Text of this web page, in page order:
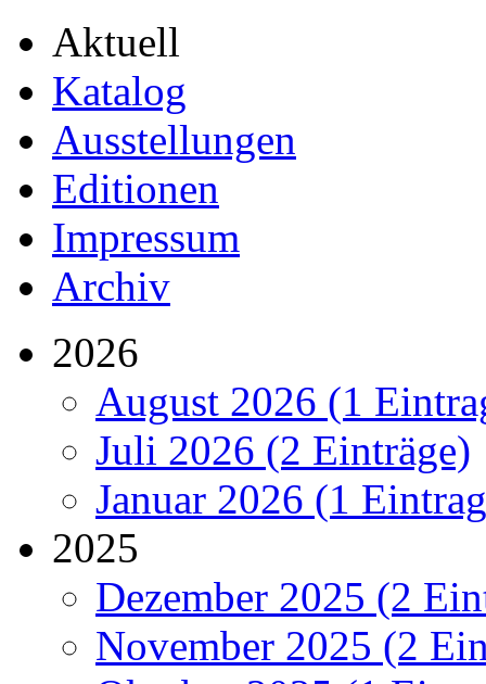
Aktuell
Katalog
Ausstellungen
Editionen
Impressum
Archiv
2026
August 2026 (1
Juli 2026 (2 Einträge)
Januar 2026 (1
2025
Dezember 2025 (2
November 2025 (2